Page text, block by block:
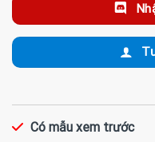
Có mẫu xem trước